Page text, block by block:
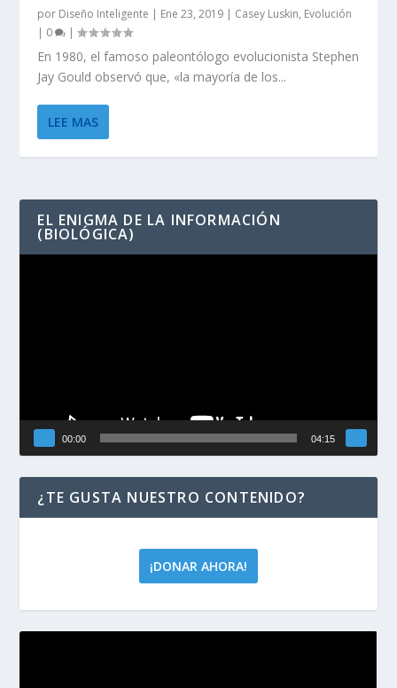
por Diseño Inteligente | Ene 23, 2019 | Casey Luskin, Evolución
| 0 |
En 1980, el famoso paleontólogo evolucionista Stephen
Jay Gould observó que, «la mayoría de los...
LEE MAS
EL ENIGMA DE LA INFORMACIÓN
(BIOLÓGICA)
00:00 04:15
¿TE GUSTA NUESTRO CONTENIDO?
¡DONAR AHORA!